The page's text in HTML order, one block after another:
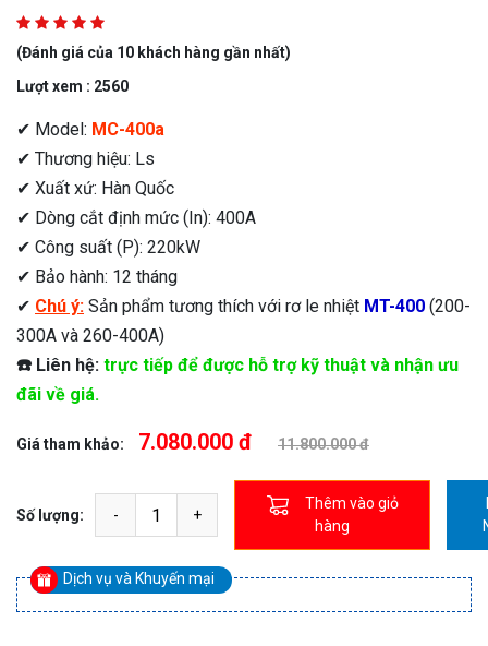
(Đánh giá của 10 khách hàng gần nhất)
Lượt xem : 2560
✔ Model: MC-400a
✔ Thương hiệu: Ls
✔ Xuất xứ: Hàn Quốc
✔ Dòng cắt định mức (In): 400A
✔ Công suất (P): 220kW
✔ Bảo hành: 12 tháng
✔ Chú ý: Sản phẩm tương thích với rơ le nhiệt MT-400 (200-
300A và 260-400A)
☎️ Liên hệ: trực tiếp để được hỗ trợ kỹ thuật và nhận ưu
đãi về giá.
Giá tham khảo: 7.080.000 đ 11.800.000 đ
Số lượng:
Thêm vào giỏ
hàng
Dịch vụ và Khuyến mại